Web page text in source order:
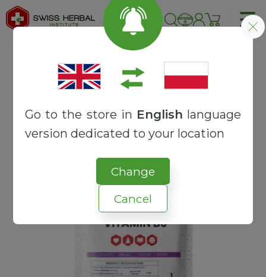
Go to the store in English language
version dedicated to your location
Change
Cancel
Strona główna SUROWCE
WITAMINY I MINERAŁY
Witamina B6 | Chlorowodorek pirydoksyny